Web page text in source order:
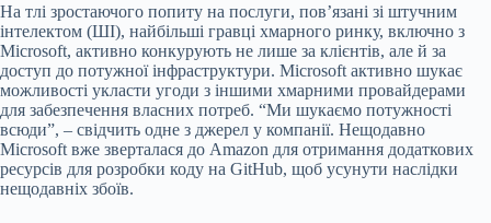
На тлі зростаючого попиту на послуги, пов’язані зі штучним
інтелектом (ШІ), найбільші гравці хмарного ринку, включно з
Microsoft, активно конкурують не лише за клієнтів, але й за
доступ до потужної інфраструктури. Microsoft активно шукає
можливості укласти угоди з іншими хмарними провайдерами
для забезпечення власних потреб. “Ми шукаємо потужності
всюди”, – свідчить одне з джерел у компанії. Нещодавно
Microsoft вже зверталася до Amazon для отримання додаткових
ресурсів для розробки коду на GitHub, щоб усунути наслідки
нещодавніх збоїв.